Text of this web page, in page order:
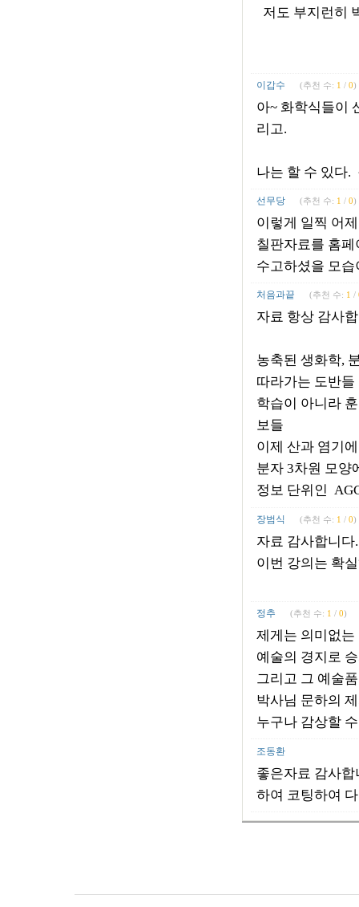
저도 부지런히
이갑수 (추천 수: 1 / 0)
아~ 화학식들이
리고.
나는 할 수 있다.
선무당 (추천 수: 1 / 0)
이렇게 일찍 어
칠판자료를 홈
수고하셨을 모
처음과끝 (추천 수: 1 /
자료 항상 감사
농축된 생화학,
따라가는 도반들
학습이 아니라
보들
이제 산과 염기
분자 3차원 모양
정보 단위인
장범식 (추천 수: 1 / 0)
자료 감사합니다.
이번 강의는 확
정추 (추천 수: 1 / 0)
제게는 의미없
예술의 경지로
그리고 그 예술
박사님 문하의
누구나 감상할
조동환
좋은자료 감사
하여 코팅하여